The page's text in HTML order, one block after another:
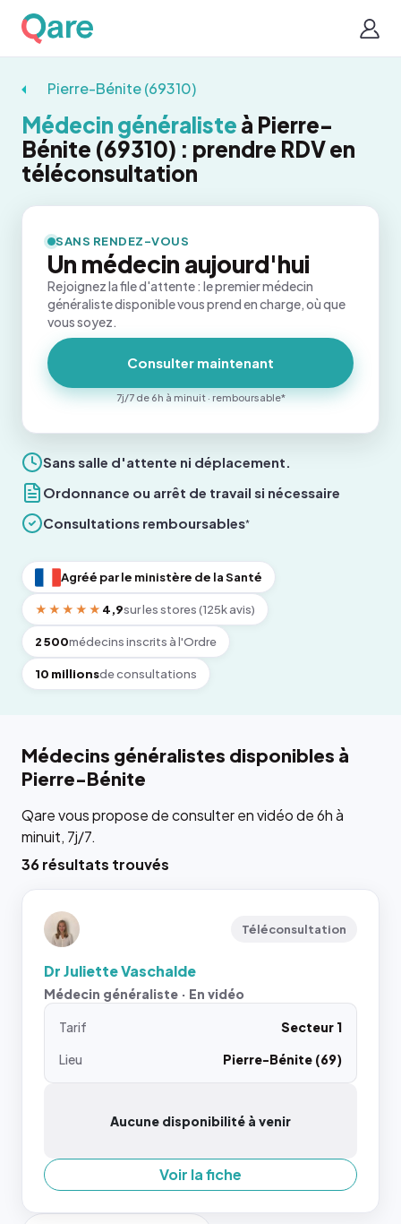
Pierre-Bénite (69310)
Médecin généraliste à Pierre-
Bénite (69310) : prendre RDV en
téléconsultation
Sans salle d'attente ni déplacement.
Ordonnance ou arrêt de travail si nécessaire
Consultations remboursables*
Agréé par le ministère de la Santé
★★★★★ 4,9sur les stores (125k avis)
2 500médecins inscrits à l'Ordre
10 millionsde consultations
SANS RENDEZ-VOUS
Un médecin aujourd'hui
Rejoignez la file d'attente : le premier médecin
généraliste disponible vous prend en charge, où que
vous soyez.
Consulter maintenant
7j/7 de 6h à minuit · remboursable*
Médecins généralistes disponibles à
Pierre-Bénite
Qare vous propose de consulter en vidéo de 6h à
minuit, 7j/7.
36 résultats trouvés
Téléconsultation
Dr Juliette Vaschalde
Médecin généraliste · En vidéo
Tarif
Secteur 1
Lieu
Pierre-Bénite (69)
Aucune disponibilité à venir
Voir la fiche